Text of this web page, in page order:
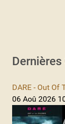
DARE - Out Of
06 Aoû 2026